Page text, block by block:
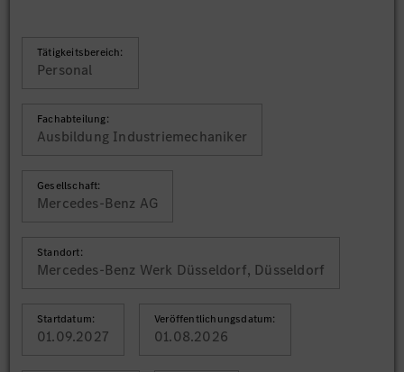
Tätigkeitsbereich:
Personal
Fachabteilung:
Ausbildung Industriemechaniker
Gesellschaft:
Mercedes-Benz AG
Standort:
Mercedes-Benz Werk Düsseldorf, Düsseldorf
Startdatum:
01.09.2027
Veröffentlichungsdatum:
01.08.2026